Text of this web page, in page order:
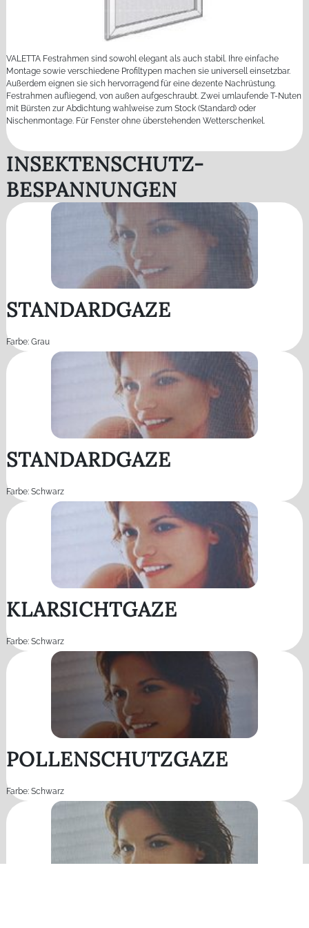
VALETTA Festrahmen sind sowohl elegant als auch stabil. Ihre einfache
Montage sowie verschiedene Profiltypen machen sie universell einsetzbar.
Außerdem eignen sie sich hervorragend für eine dezente Nachrüstung.
Festrahmen aufliegend, von außen aufgeschraubt. Zwei umlaufende T-Nuten
mit Bürsten zur Abdichtung wahlweise zum Stock (Standard) oder
Nischenmontage. Für Fenster ohne überstehenden Wetterschenkel.
INSEKTENSCHUTZ-
BESPANNUNGEN
STANDARDGAZE
Farbe: Grau
STANDARDGAZE
Farbe: Schwarz
KLARSICHTGAZE
Farbe: Schwarz
POLLENSCHUTZGAZE
Farbe: Schwarz